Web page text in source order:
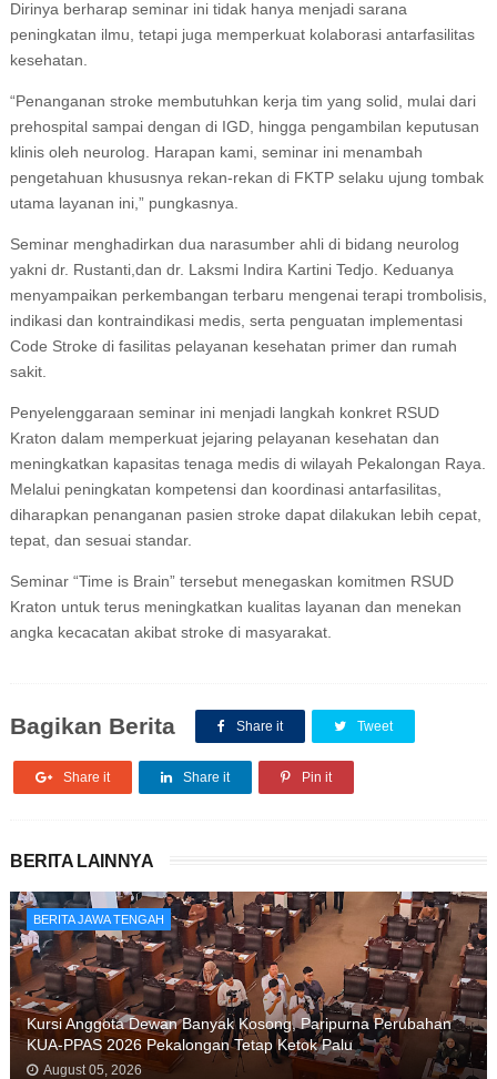
Dirinya berharap seminar ini tidak hanya menjadi sarana
peningkatan ilmu, tetapi juga memperkuat kolaborasi antarfasilitas
kesehatan.
“Penanganan stroke membutuhkan kerja tim yang solid, mulai dari
prehospital sampai dengan di IGD, hingga pengambilan keputusan
klinis oleh neurolog. Harapan kami, seminar ini menambah
pengetahuan khususnya rekan-rekan di FKTP selaku ujung tombak
utama layanan ini,” pungkasnya.
Seminar menghadirkan dua narasumber ahli di bidang neurolog
yakni dr. Rustanti,dan dr. Laksmi Indira Kartini Tedjo. Keduanya
menyampaikan perkembangan terbaru mengenai terapi trombolisis,
indikasi dan kontraindikasi medis, serta penguatan implementasi
Code Stroke di fasilitas pelayanan kesehatan primer dan rumah
sakit.
Penyelenggaraan seminar ini menjadi langkah konkret RSUD
Kraton dalam memperkuat jejaring pelayanan kesehatan dan
meningkatkan kapasitas tenaga medis di wilayah Pekalongan Raya.
Melalui peningkatan kompetensi dan koordinasi antarfasilitas,
diharapkan penanganan pasien stroke dapat dilakukan lebih cepat,
tepat, dan sesuai standar.
Seminar “Time is Brain” tersebut menegaskan komitmen RSUD
Kraton untuk terus meningkatkan kualitas layanan dan menekan
angka kecacatan akibat stroke di masyarakat.
Bagikan Berita Share it Tweet
Share it Share it Pin it
BERITA LAINNYA
BERITA JAWA TENGAH
Kursi Anggota Dewan Banyak Kosong, Paripurna Perubahan
KUA-PPAS 2026 Pekalongan Tetap Ketok Palu
August 05, 2026